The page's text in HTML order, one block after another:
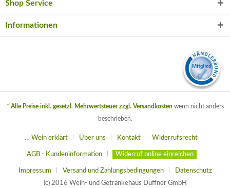
Shop Service
Informationen
* Alle Preise inkl. gesetzl. Mehrwertsteuer zzgl. Versandkostenwenn nicht anders
beschrieben.
… Wein erklärt Über uns Kontakt Widerrufsrecht
AGB - Kundeninformation Widerruf online einreichen
Impressum Versand und Zahlungsbedingungen
Datenschutz
(c) 2016 Wein- und Getränkehaus Duffner GmbH